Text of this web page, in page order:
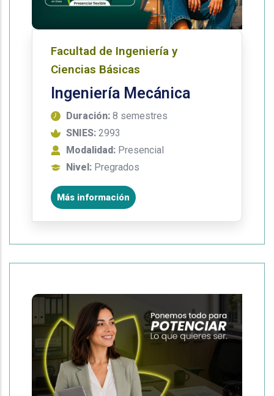
Facultad de Ingeniería y
Ciencias Básicas
Ingeniería Mecánica
Duración: 8 semestres
SNIES: 2993
Modalidad: Presencial
Nivel: Pregrados
Más información